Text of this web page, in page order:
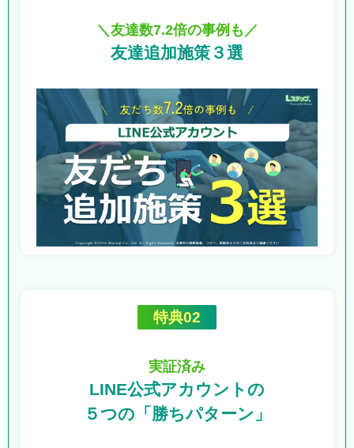
＼友達数7.2倍の事例も／
友達追加施策３選
特典02
実証済み
LINE公式アカウントの
５つの「勝ちパターン」